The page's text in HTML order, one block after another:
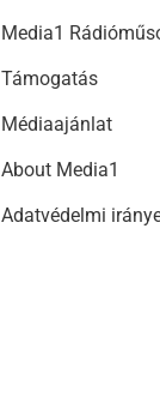
Media1
Támogatás
Médiaajánlat
About Media1
Adatvédelmi